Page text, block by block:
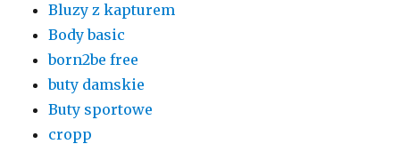
Bluzy z kapturem
Body basic
born2be free
buty damskie
Buty sportowe
cropp